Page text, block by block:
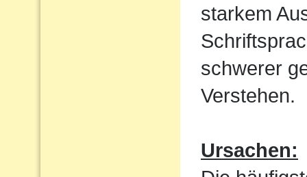
starkem
schwerer
Verstehen.
Ursachen: